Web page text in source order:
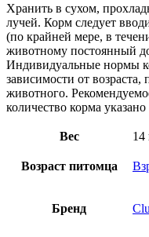
Хранить в сухом,
лучей. Корм следует
(по крайней мере, в
животному постоянный
Индивидуальные нормы
зависимости от
животного.
количество корма
Вес 14
Возраст питомца
Бренд